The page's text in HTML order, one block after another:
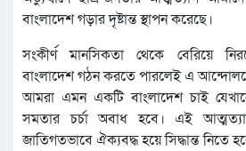
বাংলাদেশ গড়ার দৃষ্টান্ত স্থাপন করেছে।
সংকীর্ণ মানসিকতা থেকে বেরিয়ে
বাংলাদেশ গঠন করতে পারলেই এ
আমরা এমন একটি বাংলাদেশ চাই
সমতার চর্চা অবাধ হবে। এই
জাতিগতভাবে ঐক্যবদ্ধ হয়ে সিদ্ধান্ত নিতে